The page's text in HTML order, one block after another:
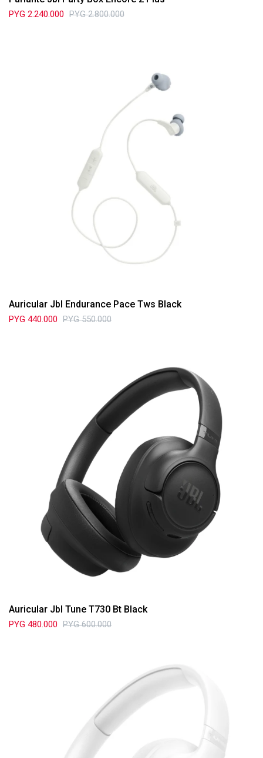
PYG 2.240.000 PYG 2.800.000
Auricular Jbl Endurance Pace Tws Black
PYG 440.000 PYG 550.000
Auricular Jbl Tune T730 Bt Black
PYG 480.000 PYG 600.000